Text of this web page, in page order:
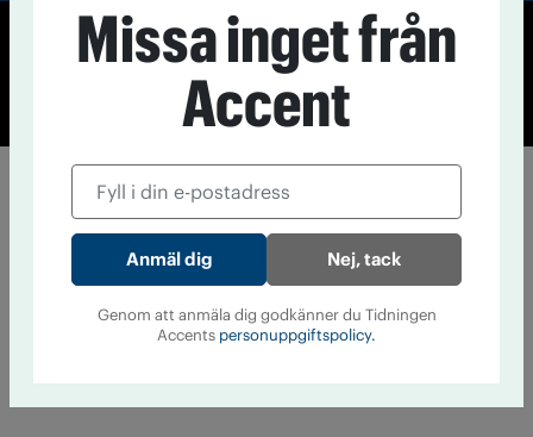
© Tidningen Accent 2026
Cookiepolicy
Personuppgiftspolicy
Missa inget från
Accent
Nej, tack
Genom att anmäla dig godkänner du Tidningen
Accents personuppgiftspolicy.